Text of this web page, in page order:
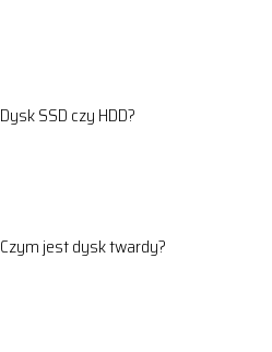
Dysk SSD czy HDD?
Czym jest dysk twardy?